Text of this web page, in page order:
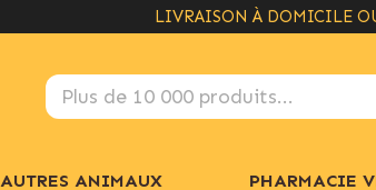
LIVRAISON À DOMICILE
LIVRAISON
AUTRES ANIMAUX PHARMACIE